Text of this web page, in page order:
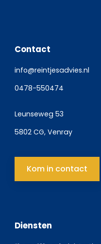
Contact
info@reintjesadvies.nl
0478-550474
Leunseweg 53
5802 CG, Venray
Kom in contact
Diensten